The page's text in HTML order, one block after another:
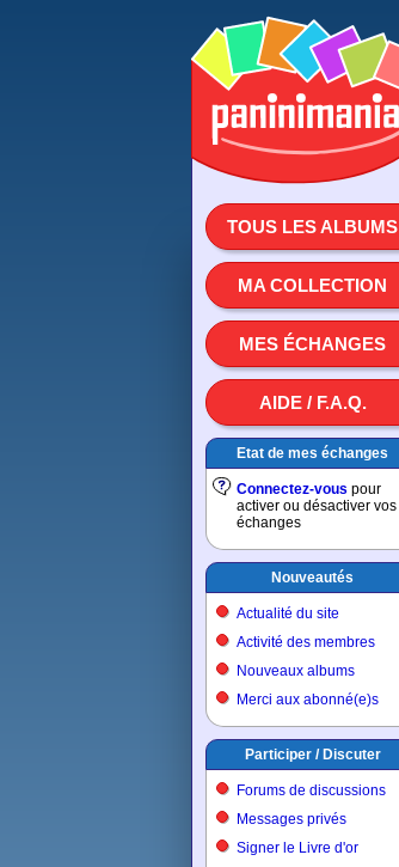
TOUS LES ALBUMS
MA COLLECTION
MES ÉCHANGES
AIDE / F.A.Q.
Etat de mes échanges
Connectez-vous pour
activer ou désactiver vos
échanges
Nouveautés
Actualité du site
Activité des membres
Nouveaux albums
Merci aux abonné(e)s
Participer / Discuter
Forums de discussions
Messages privés
Signer le Livre d'or